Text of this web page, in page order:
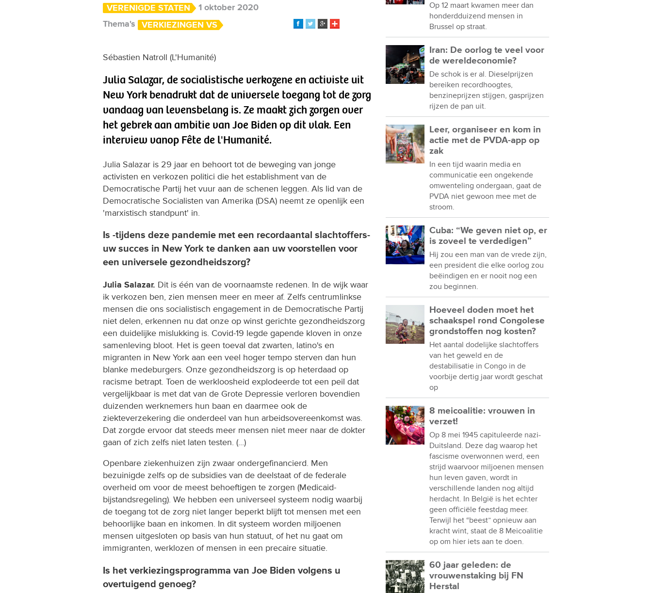
VERENIGDE STATEN
1 oktober 2020
Thema's
VERKIEZINGEN VS
Sébastien Natroll (L'Humanité)
Julia Salazar, de socialistische verkozene en activiste uit
New York benadrukt dat de universele toegang tot de zorg
vandaag van levensbelang is. Ze maakt zich zorgen over
het gebrek aan ambitie van Joe Biden op dit vlak. Een
interview vanop Fête de l'Humanité.
Julia Salazar is 29 jaar en behoort tot de beweging van jonge
activisten en verkozen politici die het establishment van de
Democratische Partij het vuur aan de schenen leggen. Als lid van de
Democratische Socialisten van Amerika (DSA) neemt ze openlijk een
'marxistisch standpunt' in.
Is -tijdens deze pandemie met een recordaantal slachtoffers-
uw succes in New York te danken aan uw voorstellen voor
een universele gezondheidszorg?
Julia Salazar. Dit is één van de voornaamste redenen. In de wijk waar
ik verkozen ben, zien mensen meer en meer af. Zelfs centrumlinkse
mensen die ons socialistisch engagement in de Democratische Partij
niet delen, erkennen nu dat onze op winst gerichte gezondheidszorg
een duidelijke mislukking is. Covid-19 legde gapende kloven in onze
samenleving bloot. Het is geen toeval dat zwarten, latino's en
migranten in New York aan een veel hoger tempo sterven dan hun
blanke medeburgers. Onze gezondheidszorg is op heterdaad op
racisme betrapt. Toen de werkloosheid explodeerde tot een peil dat
vergelijkbaar is met dat van de Grote Depressie verloren bovendien
duizenden werknemers hun baan en daarmee ook de
ziekteverzekering die onderdeel van hun arbeidsovereenkomst was.
Dat zorgde ervoor dat steeds meer mensen niet meer naar de dokter
gaan of zich zelfs niet laten testen. (...)
Openbare ziekenhuizen zijn zwaar ondergefinancierd. Men
bezuinigde zelfs op de subsidies van de deelstaat of de federale
overheid om voor de meest behoeftigen te zorgen (Medicaid-
bijstandsregeling). We hebben een universeel systeem nodig waarbij
de toegang tot de zorg niet langer beperkt blijft tot mensen met een
behoorlijke baan en inkomen. In dit systeem worden miljoenen
mensen uitgesloten op basis van hun statuut, of het nu gaat om
immigranten, werklozen of mensen in een precaire situatie.
Is het verkiezingsprogramma van Joe Biden volgens u
overtuigend genoeg?
Op 12 maart kwamen meer dan
honderdduizend mensen in
Brussel op straat.
Iran: De oorlog te veel voor
de wereldeconomie?
De schok is er al. Dieselprijzen
bereiken recordhoogtes,
benzineprijzen stijgen, gasprijzen
rijzen de pan uit.
Leer, organiseer en kom in
actie met de PVDA-app op
zak
In een tijd waarin media en
communicatie een ongekende
omwenteling ondergaan, gaat de
PVDA niet gewoon mee met de
stroom.
Cuba: “We geven niet op, er
is zoveel te verdedigen”
Hij zou een man van de vrede zijn,
een president die elke oorlog zou
beëindigen en er nooit nog een
zou beginnen.
Hoeveel doden moet het
schaakspel rond Congolese
grondstoffen nog kosten?
Het aantal dodelijke slachtoffers
van het geweld en de
destabilisatie in Congo in de
voorbije dertig jaar wordt geschat
op
8 meicoalitie: vrouwen in
verzet!
Op 8 mei 1945 capituleerde nazi-
Duitsland. Deze dag waarop het
fascisme overwonnen werd, een
strijd waarvoor miljoenen mensen
hun leven gaven, wordt in
verschillende landen nog altijd
herdacht. In België is het echter
geen officiële feestdag meer.
Terwijl het “beest” opnieuw aan
kracht wint, staat de 8 Meicoalitie
op om hier iets aan te doen.
60 jaar geleden: de
vrouwenstaking bij FN
Herstal